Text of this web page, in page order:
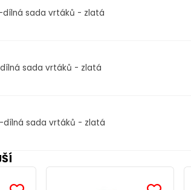
dílná sada vrtáků - zlatá
sada vrtáků - zlatá
dílná sada vrtáků - zlatá